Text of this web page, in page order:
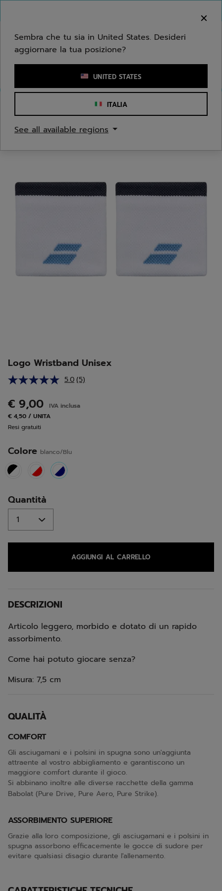
Inserisci una parola chiave o il numero di un articolo
Logo Wristband Unisex
5.0 Leggi
Stesso
(5)
€ 9,00
IVA inclusa
€ 4,50 / UNITA
Resi gratuiti
Colore blanco/Blu
selected
Quantità
AGGIUNGI AL CARRELLO
DESCRIZIONI
Articolo leggero, morbido e dotato di un rapido
assorbimento.
Come hai potuto giocare senza?
Misura: 7,5 cm
QUALITÀ
COMFORT
Gli asciugamani e i polsini in spugna sono un'aggiunta
attraente al vostro abbigliamento e garantiscono un
maggiore comfort durante il gioco.
Si abbinano inoltre alle diverse racchette della gamma
Babolat (Pure Drive, Pure Aero, Pure Strike).
ASSORBIMENTO SUPERIORE
Grazie alla loro composizione, gli asciugamani e i polsini in
spugna assorbono efficacemente le gocce di sudore per
evitare qualsiasi disagio durante l'allenamento.
Sembra che tu sia in United States. Desideri
aggiornare la tua posizione?
UNITED STATES
ITALIA
See all available regions